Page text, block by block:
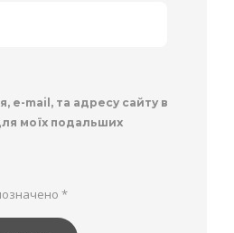
e-mail, та адресу сайту в
моїх подальших
*